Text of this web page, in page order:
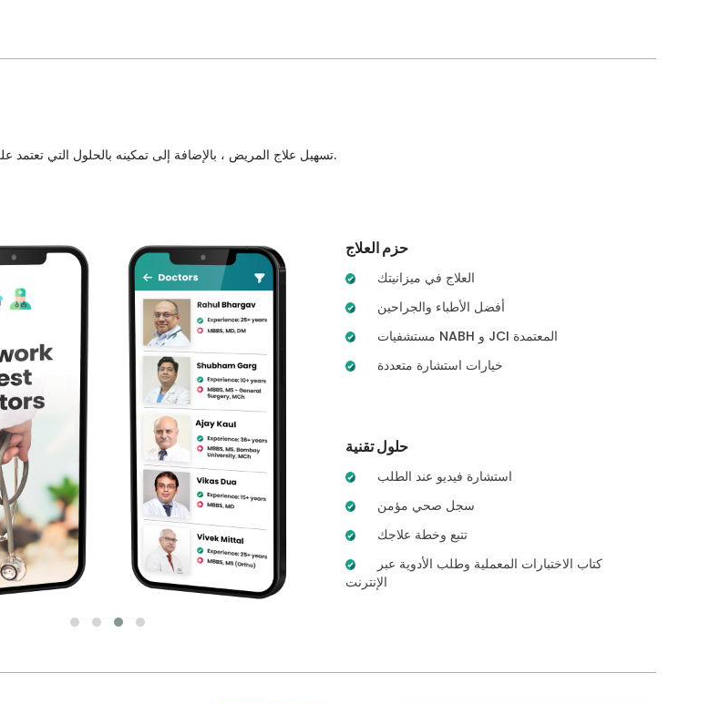
تسهيل علاج المريض ، بالإضافة إلى تمكينه بالحلول التي تعتمد على التكنولوجيا ونظام رعاية المرضى والشفافية في كل خطوة من خطوات رحلة العلاج.
حزم العلاج
العلاج في ميزانيتك
أفضل الأطباء والجراحين
مستشفيات NABH و JCI المعتمدة
خيارات استشارة متعددة
حلول تقنية
استشارة فيديو عند الطلب
سجل صحي مؤمن
تتبع وخطة علاجك
الإنترنت